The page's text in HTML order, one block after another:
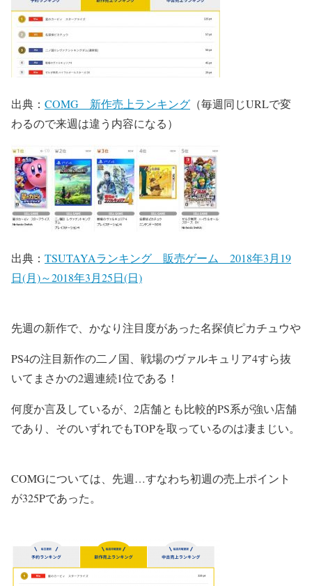
出典： COMG 新作売上ランキング （毎週同じURLで変
わるので来週は違う内容になる）
出典： TSUTAYAランキング 販売ゲーム 2018年3月19
日(月)～2018年3月25日(日)
先週の新作で、かなり注目度があった名探偵ピカチュウや
PS4の注目新作の二ノ国、戦場のヴァルキュリア4すら抜
いてまさかの2週連続1位である！
何度か言及しているが、2店舗とも比較的PS系が強い店舗
であり、そのいずれでもTOPを取っているのは凄まじい。
COMGについては、先週…すなわち初週の売上ポイント
が325Pであった。